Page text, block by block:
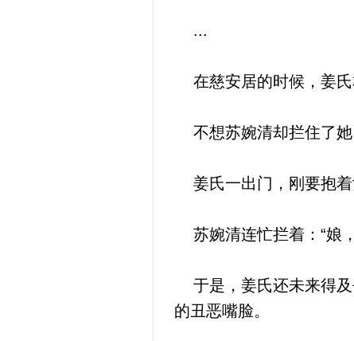
...
在慈安居的时候，姜氏
不想苏婉清却拦住了她
姜氏一出门，刚要抱着
苏婉清连忙拦着：“娘
于是，姜氏还未来得及
的丑恶嘴脸。